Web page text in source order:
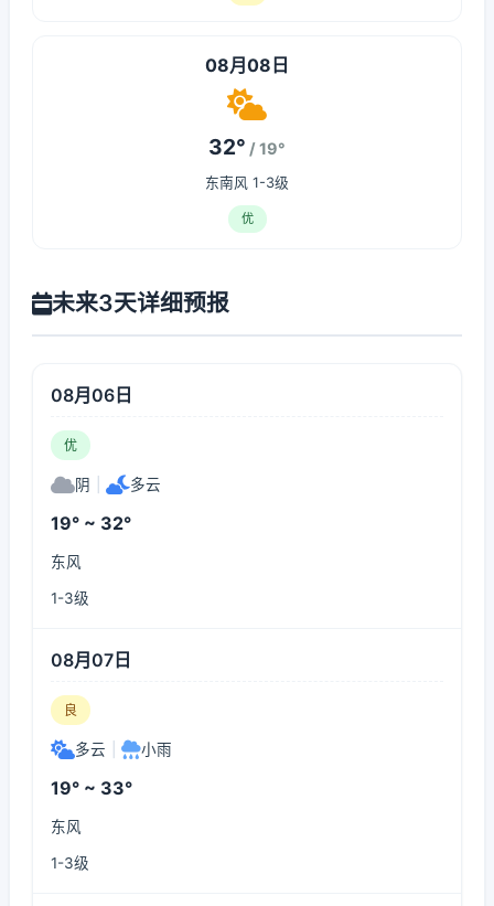
08月08日
32° / 19°
东南风 1-3级
优
未来3天详细预报
08月06日
优
阴 多云
19° ~ 32°
东风
1-3级
08月07日
良
多云 小雨
19° ~ 33°
东风
1-3级